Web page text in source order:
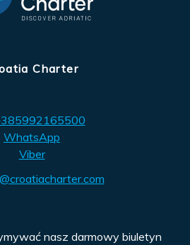
Charter
WhatsApp
Viber
nasz darmowy biuletyn